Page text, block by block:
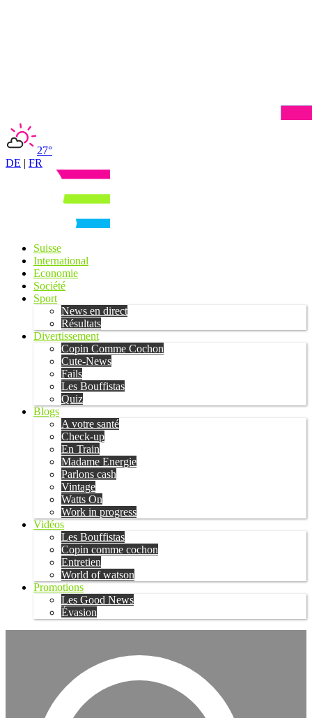
27°
DE | FR
Suisse
International
Economie
Société
Sport
News en direct
Résultats
Divertissement
Copin Comme Cochon
Cute-News
Fails
Les Bouffistas
Quiz
Blogs
A votre santé
Check-up
En Train
Madame Energie
Parlons cash
Vintage
Watts On
Work in progress
Vidéos
Les Bouffistas
Copin comme cochon
Entretien
World of watson
Promotions
Les Good News
Évasion